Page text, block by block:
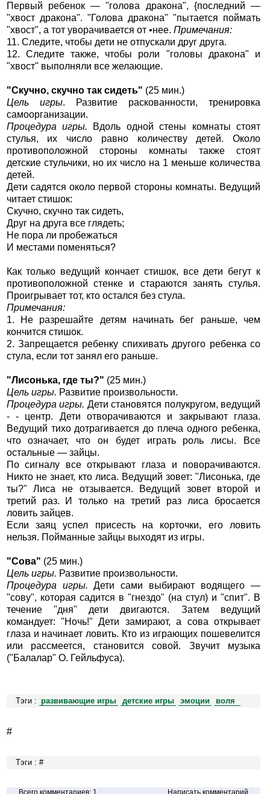
Первый ребенок — "голова дракона", {последний —
"хвост дракона". "Голова дракона" "пытается поймать
"хвост", а тот уворачивается от •нее. Примечания:
11. Следите, чтобы дети не отпускали друг друга.
12. Следите также, чтобы роли "головы дракона" и
"хвост" выполняли все желающие.
"Скучно, скучно так сидеть" (25 мин.)
Цель игры. Развитие раскованности, тренировка
самоорганизации.
Процедура игры. Вдоль одной стены комнаты стоят
стулья, их число равно количеству детей. Около
противоположной стороны комнаты также стоят
детские стульчики, но их число на 1 меньше количества
детей.
Дети садятся около первой стороны комнаты. Ведущий
читает стишок:
Скучно, скучно так сидеть,
Друг на друга все глядеть;
Не пора ли пробежаться
И местами поменяться?
Как только ведущий кончает стишок, все дети бегут к
противоположной стенке и стараются занять стулья.
Проигрывает тот, кто остался без стула.
Примечания:
1. Не разрешайте детям начинать бег раньше, чем
кончится стишок.
2. Запрещается ребенку спихивать другого ребенка со
стула, если тот занял его раньше.
"Лисонька, где ты?" (25 мин.)
Цель игры. Развитие произвольности.
Процедура игры. Дети становятся полукругом, ведущий
- - центр. Дети отворачиваются и закрывают глаза.
Ведущий тихо дотрагивается до плеча одного ребенка,
что означает, что он будет играть роль лисы. Все
остальные — зайцы.
По сигналу все открывают глаза и поворачиваются.
Никто не знает, кто лиса. Ведущий зовет: "Лисонька, где
ты?" Лиса не отзывается. Ведущий зовет второй и
третий раз. И только на третий раз лиса бросается
ловить зайцев.
Если заяц успел присесть на корточки, его ловить
нельзя. Пойманные зайцы выходят из игры.
"Сова" (25 мин.)
Цель игры. Развитие произвольности.
Процедура игры.Дети сами выбирают водящего —
"сову", которая садится в "гнездо" (на стул) и "спит". В
течение "дня" дети двигаются. Затем ведущий
командует: "Ночь!" Дети замирают, а сова открывает
глаза и начинает ловить. Кто из играющих пошевелится
или рассмеется, становится совой. Звучит музыка
("Балалар" О. Гейльфуса).
Тэги : развивающие игры детские игры эмоции воля
#
Тэги : #
Всего комментариев: 1 Написать комментарий